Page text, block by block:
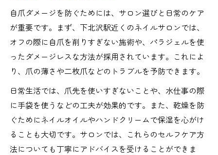
自爪ダメージを防ぐためには、サロン選びと日常のケア
が重要です。まず、下北沢駅近くのネイルサロンでは、
オフの際に自爪を削りすぎない施術や、パラジェルを使
ったダメージレスな方法が採用されています。これによ
り、爪の薄さや二枚爪などのトラブルを予防できます。
日常生活では、爪先を使いすぎないことや、水仕事の際
に手袋を使うなどの工夫が効果的です。また、乾燥を防
ぐためにネイルオイルやハンドクリームで保湿を心がけ
ることも大切です。サロンでは、これらのセルフケア方
法についても丁寧にアドバイスを受けることができま